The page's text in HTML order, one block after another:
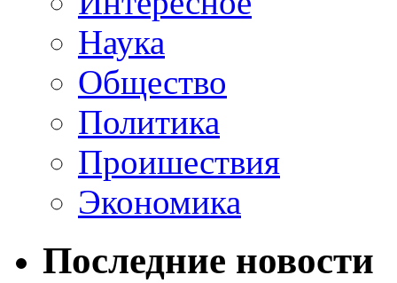
Наука
Общество
Политика
Проишествия
Экономика
Последние новости